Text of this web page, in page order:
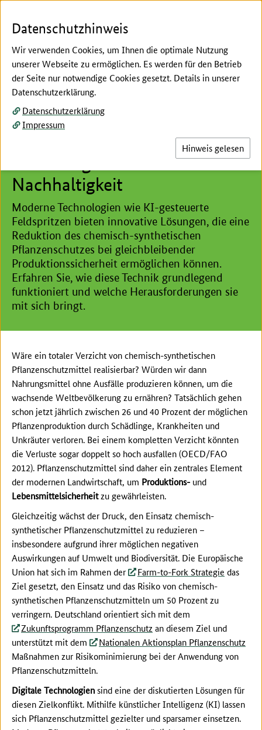
Hier beginnt der Hauptinhalt dieser Seite
Präziser Pflanzenschutz:
Grundlagen zu intelligenten
Technologien für mehr
Nachhaltigkeit
Digitale Technologien
Moderne Technologien wie KI-gesteuerte
Feldspritzen bieten innovative Lösungen, die eine
Reduktion des chemisch-synthetischen
Pflanzenschutzes bei gleichbleibender
Produktionssicherheit ermöglichen können.
Erfahren Sie, wie diese Technik grundlegend
funktioniert und welche Herausforderungen sie
mit sich bringt.
Wäre ein totaler Verzicht von chemisch-synthetischen
Pflanzenschutzmittel realisierbar? Würden wir dann
Nahrungsmittel ohne Ausfälle produzieren können, um die
wachsende Weltbevölkerung zu ernähren? Tatsächlich gehen
schon jetzt jährlich zwischen 26 und 40 Prozent der möglichen
Pflanzenproduktion durch Schädlinge, Krankheiten und
Unkräuter verloren. Bei einem kompletten Verzicht könnten
die Verluste sogar doppelt so hoch ausfallen (OECD/FAO
2012). Pflanzenschutzmittel sind daher ein zentrales Element
der modernen Landwirtschaft, um Produktions- und
Lebensmittelsicherheitzu gewährleisten.
Gleichzeitig wächst der Druck, den Einsatz chemisch-
synthetischer Pflanzenschutzmittel zu reduzieren –
insbesondere aufgrund ihrer möglichen negativen
Auswirkungen auf Umwelt und Biodiversität. Die Europäische
Union hat sich im Rahmen der
Farm-to-Fork Strategie das
Ziel gesetzt, den Einsatz und das Risiko von chemisch-
synthetischen Pflanzenschutzmitteln um 50 Prozent zu
verringern. Deutschland orientiert sich mit dem
Zukunftsprogramm Pflanzenschutz an diesem Ziel und
unterstützt mit dem
Nationalen Aktionsplan Pflanzenschutz
Maßnahmen zur Risikominimierung bei der Anwendung von
Pflanzenschutzmitteln.
Digitale Technologiensind eine der diskutierten Lösungen für
diesen Zielkonflikt. Mithilfe künstlicher Intelligenz (KI) lassen
sich Pflanzenschutzmittel gezielter und sparsamer einsetzen.
Datenschutzhinweis
Wir verwenden Cookies, um Ihnen die optimale Nutzung
unserer Webseite zu ermöglichen. Es werden für den Betrieb
der Seite nur notwendige Cookies gesetzt. Details in unserer
Datenschutzerklärung.
Datenschutzerklärung
Impressum
Hinweis gelesen